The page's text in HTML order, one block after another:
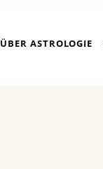
ÜBER ASTROLOGIE